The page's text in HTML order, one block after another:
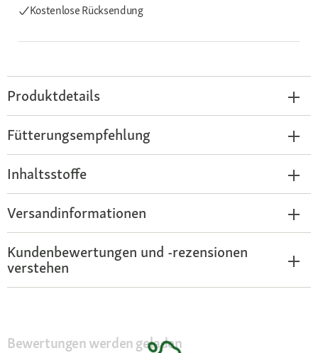
Kostenlose Rücksendung
Produktdetails
Fütterungsempfehlung
Inhaltsstoffe
Versandinformationen
Kundenbewertungen und -rezensionen
verstehen
Bewertungen werden geladen